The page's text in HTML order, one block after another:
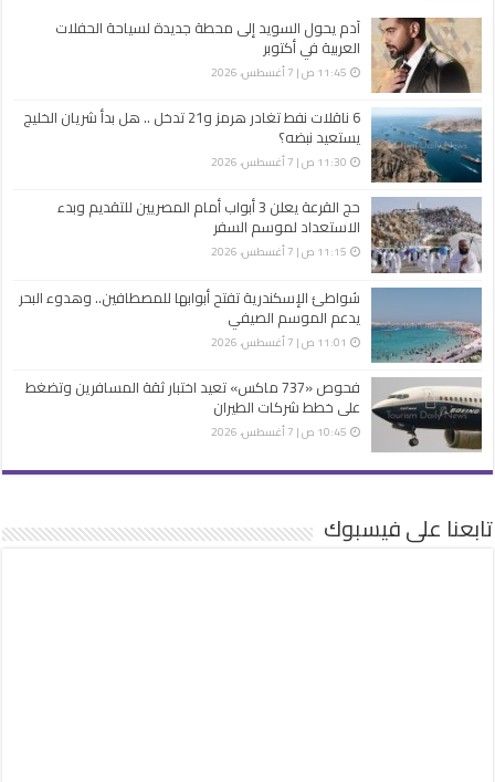
آدم يحول السويد إلى محطة جديدة لسياحة الحفلات
العربية في أكتوبر
11:45 ص | 7 أغسطس، 2026
6 ناقلات نفط تغادر هرمز و21 تدخل .. هل بدأ شريان الخليج
يستعيد نبضه؟
11:30 ص | 7 أغسطس، 2026
حج القرعة يعلن 3 أبواب أمام المصريين للتقديم وبدء
الاستعداد لموسم السفر
11:15 ص | 7 أغسطس، 2026
شواطئ الإسكندرية تفتح أبوابها للمصطافين.. وهدوء البحر
يدعم الموسم الصيفي
11:01 ص | 7 أغسطس، 2026
فحوص «737 ماكس» تعيد اختبار ثقة المسافرين وتضغط
على خطط شركات الطيران
10:45 ص | 7 أغسطس، 2026
تابعنا على فيسبوك